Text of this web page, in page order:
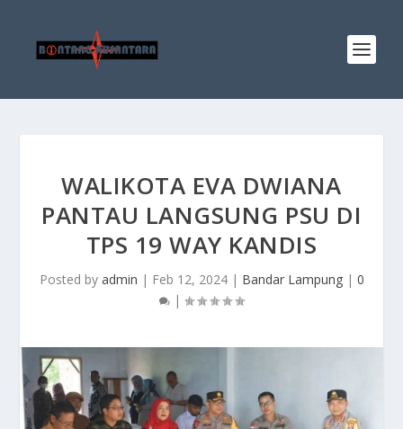
WALIKOTA EVA DWIANA
PANTAU LANGSUNG PSU DI
TPS 19 WAY KANDIS
Posted by admin | Feb 12, 2024| Bandar Lampung| 0
|